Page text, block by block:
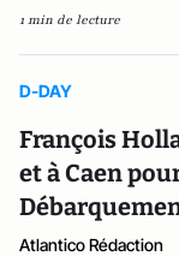
1 min de lecture
D-DAY
François
et à Caen
Atlantico Rédaction